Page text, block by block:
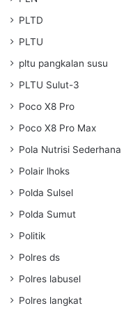
PLTD
PLTU
pltu pangkalan susu
PLTU Sulut-3
Poco X8 Pro
Poco X8 Pro Max
Pola Nutrisi Sederhana
Polair lhoks
Polda Sulsel
Polda Sumut
Politik
Polres ds
Polres labusel
Polres langkat